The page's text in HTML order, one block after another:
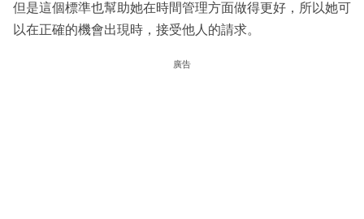
但是這個標準也幫助她在時間管理方面做得更好，所以她可
以在正確的機會出現時，接受他人的請求。
廣告